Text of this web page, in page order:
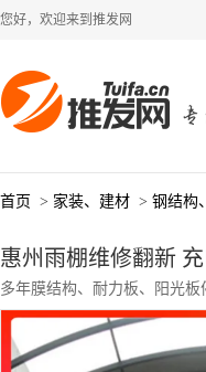
您好，欢迎来到推发网
首页 > 家装、建材 > 钢结构
惠州雨棚维修翻新
多年膜结构、耐力板、阳光